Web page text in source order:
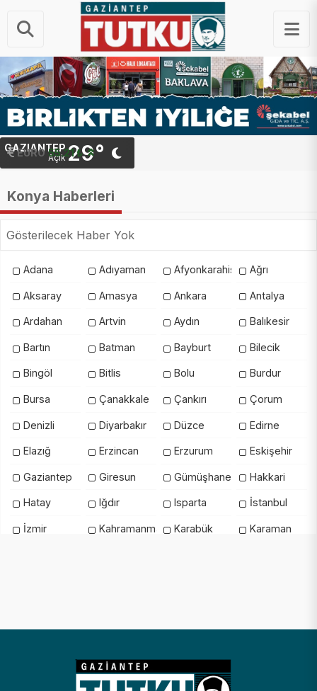
EURO 55.21 ₺
GAZIANTEP
Açık29°
Konya Haberleri
Gösterilecek Haber Yok
Adana Adıyaman Afyonkarahisar Ağrı
Aksaray Amasya Ankara Antalya
Ardahan Artvin Aydın Balıkesir
Bartın Batman Bayburt Bilecik
Bingöl Bitlis Bolu Burdur
Bursa Çanakkale Çankırı Çorum
Denizli Diyarbakır Düzce Edirne
Elazığ Erzincan Erzurum Eskişehir
Gaziantep Giresun Gümüşhane Hakkari
Hatay Iğdır Isparta İstanbul
İzmir KahramanmaraşKarabük Karaman
Mardin Mersin Muğla Muş
Niğde Ordu
Sakarya Samsun